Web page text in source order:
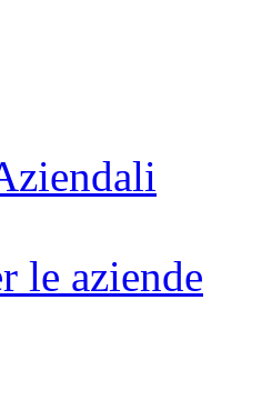
le aziende